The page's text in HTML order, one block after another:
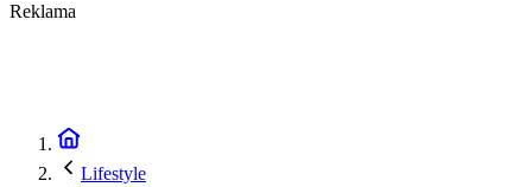
Reklama
Lifestyle